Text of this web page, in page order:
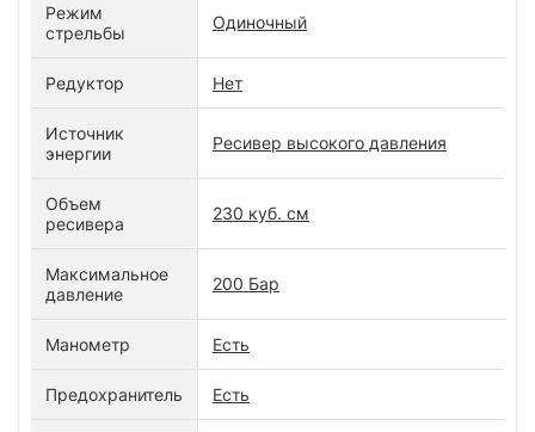
Режим
стрельбы
Одиночный
Редуктор Нет
Источник
энергии
Ресивер высокого давления
Объем
ресивера
230 куб. см
Максимальное
давление
200 Бар
Манометр Есть
Предохранитель Есть